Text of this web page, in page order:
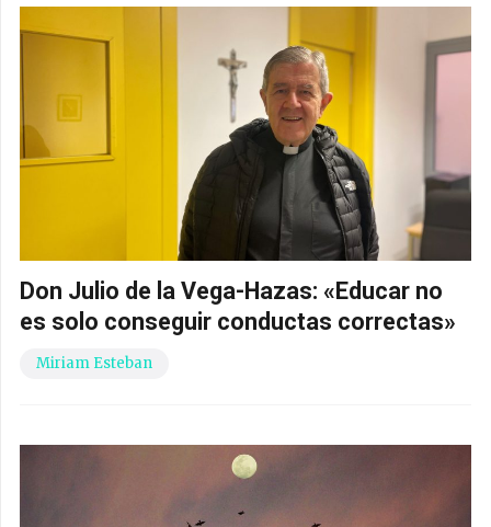
Don Julio de la Vega-Hazas: «Educar no
es solo conseguir conductas correctas»
Miriam Esteban